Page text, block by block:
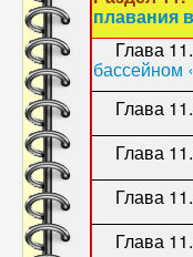
плавания
Глава
бассейном
Глава
Глава
Глава
Глава